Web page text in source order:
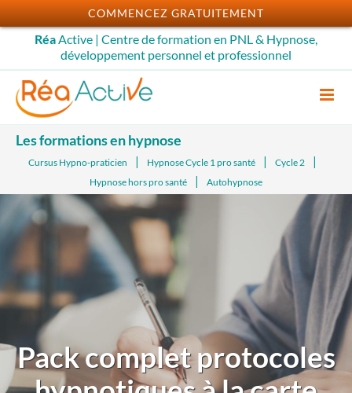
Passer
au
contenu
RéaActive | Centre de formation en PNL & Hypnose,
développement personnel et professionnel
Les formations en hypnose
Cursus Hypno-praticien Hypnose Cycle 1 pro santé
Cycle 2
Hypnose hors pro santé
Autohypnose
Pack complet protocoles
COMMENCEZ GRATUITEMENT